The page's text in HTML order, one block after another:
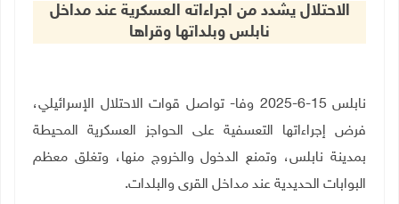
الاحتلال يشدد من اجراءاته العسكرية عند مداخل
نابلس وبلداتها وقراها
نابلس 15-6-2025 وفا- تواصل قوات الاحتلال الإسرائيلي،
فرض إجراءاتها التعسفية على الحواجز العسكرية المحيطة
بمدينة نابلس، وتمنع الدخول والخروج منها، وتغلق معظم
البوابات الحديدية عند مداخل القرى والبلدات.